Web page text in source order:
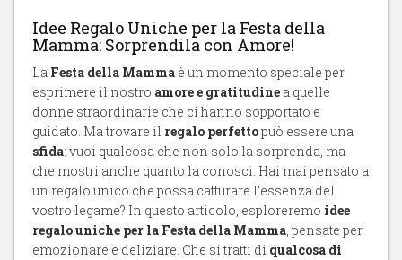
Idee Regalo Uniche per la Festa della
Mamma: Sorprendila con Amore!
La Festa della Mamma è un momento speciale per
esprimere il nostro amore e gratitudine a quelle
donne straordinarie che ci hanno sopportato e
guidato. Ma trovare il regalo perfettopuò essere una
sfida: vuoi qualcosa che non solo la sorprenda, ma
che mostri anche quanto la conosci. Hai mai pensato a
un regalo unico che possa catturare l’essenza del
vostro legame? In questo articolo, esploreremo idee
regalo uniche per la Festa della Mamma, pensate per
emozionare e deliziare. Che si tratti di qualcosa di